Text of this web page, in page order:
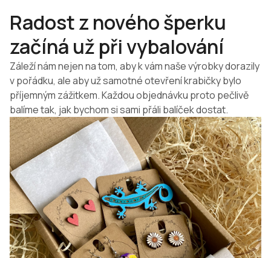
Radost z nového šperku
začíná už při vybalování
Záleží nám nejen na tom, aby k vám naše výrobky dorazily
v pořádku, ale aby už samotné otevření krabičky bylo
příjemným zážitkem. Každou objednávku proto pečlivě
balíme tak, jak bychom si sami přáli balíček dostat.